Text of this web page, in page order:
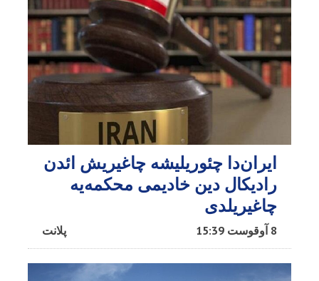
ایران‌دا چئوریلیشه چاغیریش ائد‌ن
رادیکال دین خادیمی محکمه‌یه
چاغیریلدی
پلانت 8 آوقوست 15:39